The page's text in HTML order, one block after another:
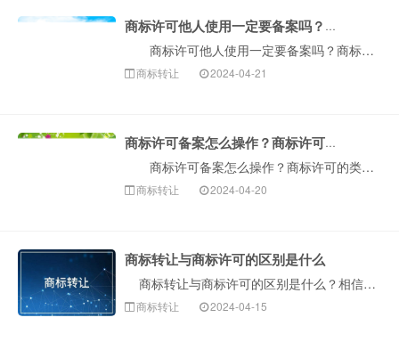
商标许可他人使用一定要备案吗？商标许可备案需要多久？
商标许可他人使用一定要备案吗？商标许可备案需要多久？众所周知，商标是企业的象征，是企业的无形资产。它也起着一定的作用，商标的所有权可以许可他人使用···
商标转让 2024-04-21
商标许可备案怎么操作？商标许可的类型有哪些？
商标许可备案怎么操作？商标许可的类型有哪些？在我国商标使用过程中，需要按照实际程序进行注册和登记，这也将涉及国家政策。其中，有些人由于某些原因无法···
商标转让 2024-04-20
商标转让与商标许可的区别是什么
商标转让与商标许可的区别是什么？相信很多人都会有这样的疑问，下面构卓企服为您详解一下以上问题。 1、注册商标转让实质上是商标权主体的变更···
商标转让 2024-04-15